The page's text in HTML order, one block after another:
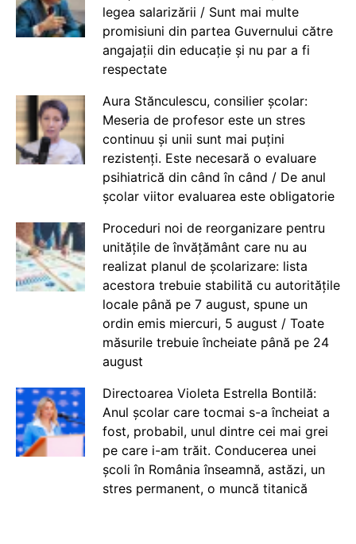
legea salarizării / Sunt mai multe
promisiuni din partea Guvernului către
angajații din educație și nu par a fi
respectate
Aura Stănculescu, consilier școlar:
Meseria de profesor este un stres
continuu și unii sunt mai puțini
rezistenți. Este necesară o evaluare
psihiatrică din când în când / De anul
școlar viitor evaluarea este obligatorie
Proceduri noi de reorganizare pentru
unitățile de învățământ care nu au
realizat planul de școlarizare: lista
acestora trebuie stabilită cu autoritățile
locale până pe 7 august, spune un
ordin emis miercuri, 5 august / Toate
măsurile trebuie încheiate până pe 24
august
Directoarea Violeta Estrella Bontilă:
Anul școlar care tocmai s-a încheiat a
fost, probabil, unul dintre cei mai grei
pe care i-am trăit. Conducerea unei
școli în România înseamnă, astăzi, un
stres permanent, o muncă titanică